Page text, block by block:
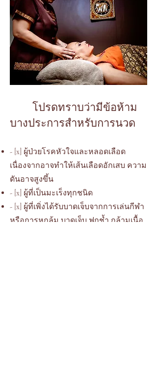
โปรดทราบว่ามีข้อห้าม
บางประการสำหรับการนวด
- [x] ผู้ป่วยโรคหัวใจและหลอดเลือด
เนื่องจากอาจทำให้เส้นเลือดอักเสบ ความ
ดันอาจสูงขึ้น
- [x] ผู้ที่เป็นมะเร็งทุกชนิด
- [x] ผู้ที่เพิ่งได้รับบาดเจ็บจากการเล่นกีฬา
หรือการหกล้ม บาดเจ็บ ฟกช้ำ กล้ามเนื้อ